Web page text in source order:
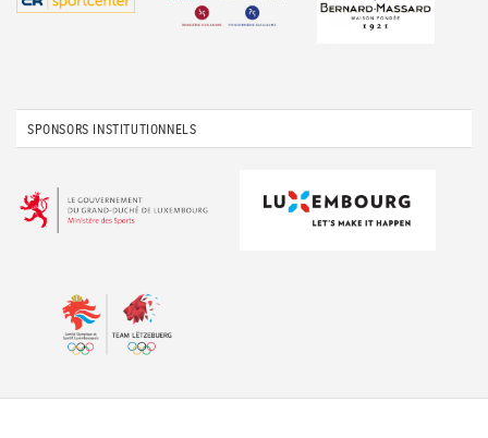
SPONSORS INSTITUTIONNELS